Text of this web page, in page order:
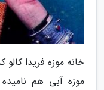
خانه موزه فریدا
موزه آبی هم